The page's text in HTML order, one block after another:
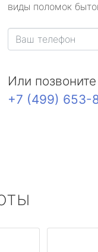
виды поломок
Или
+7 (499) 653-